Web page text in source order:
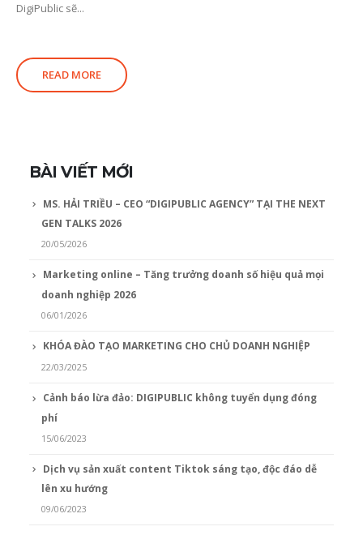
DigiPublic sẽ...
READ MORE
BÀI VIẾT MỚI
MS. HẢI TRIỀU – CEO “DIGIPUBLIC AGENCY” TẠI THE NEXT
GEN TALKS 2026
20/05/2026
Marketing online – Tăng trưởng doanh số hiệu quả mọi
doanh nghiệp 2026
06/01/2026
KHÓA ĐÀO TẠO MARKETING CHO CHỦ DOANH NGHIỆP
22/03/2025
Cảnh báo lừa đảo: DIGIPUBLIC không tuyển dụng đóng
phí
15/06/2023
Dịch vụ sản xuất content Tiktok sáng tạo, độc đáo dễ
lên xu hướng
09/06/2023